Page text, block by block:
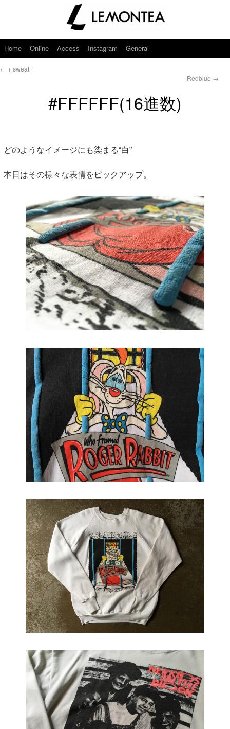
Home Online Access Instagram General
← + sweat
Redblue →
#FFFFFF(16進数)
どのようなイメージにも染まる“白”
本日はその様々な表情をピックアップ。